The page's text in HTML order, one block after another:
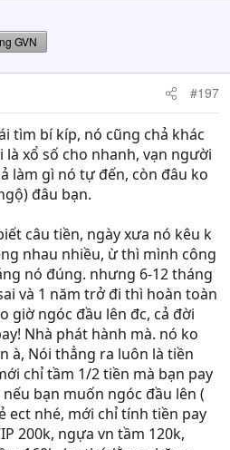
giết 3 thằng , vì có thể lập
, phối hợp tốt thì thằng kia dù
chạy , ko có khả năng 1 hit
như mấy game khác đâu ,
gia cũng chỉ có thể hỗ trợ
Bem nhau mà chênh về số
cũng khó mà cân kèo được
chơi khác có thêm thu nhập
công, ko lock hay giới hạn
hay ko mua vip cũng chả sao ,
vip nhưng vẫn tham gia đều
vip 9 như web game đâu.
các kiểu , thì khuyên nên gọi
vs 100 khi war base , đông vui
hình quá mạnh để có thể
, chạy 1 turn nexus hay 20
quit game luôn mặc dù pve
GVN
#197
tìm bí kíp, nó cũng chả khác
là xổ số cho nhanh, vạn người
làm gì nó tự đến, còn đâu ko
đâu bạn.
câu tiền, ngày xưa nó kêu k
nhau nhiều, ừ thì mình công
nó đúng. nhưng 6-12 tháng
và 1 năm trở đi thì hoàn toàn
giờ ngóc đầu lên đc, cả đời
Nhà phát hành mà. nó ko
à, Nói thẳng ra luôn là tiền
chỉ tầm 1/2 tiền mà bạn pay
bạn muốn ngóc đầu lên (
ect nhé, mới chỉ tính tiền pay
200k, ngựa vn tầm 120k,